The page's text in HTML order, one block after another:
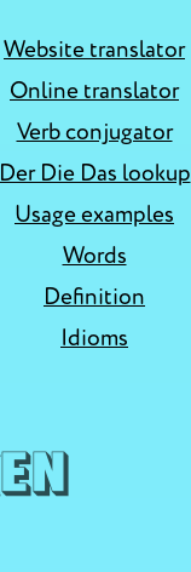
Website translator
Online translator
Verb conjugator
Der Die Das lookup
Usage examples
Words
Definition
Idioms